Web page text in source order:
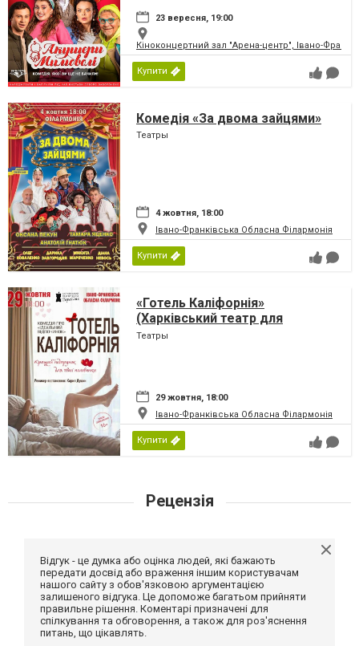
23 вересня, 19:00
Кіноконцертний зал "Арена-центр", Івано-
Купити
Комедія «За двома зайцями»
Театры
4 жовтня, 18:00
Івано-Франківська Обласна Філармонія
Купити
«Готель Каліфорнія»
(Харківський театр для
дорослих)
Театры
29 жовтня, 18:00
Івано-Франківська Обласна Філармонія
Купити
Рецензія
Відгук - це думка або оцінка людей, які бажають
передати досвід або враження іншим користувачам
нашого сайту з обов'язковою аргументацією
залишеного відгука. Це допоможе багатьом прийняти
правильне рішення. Коментарі призначені для
спілкування та обговорення, а також для роз'яснення
питань, що цікавлять.